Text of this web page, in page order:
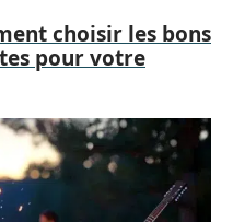
choisir les bons
pour votre